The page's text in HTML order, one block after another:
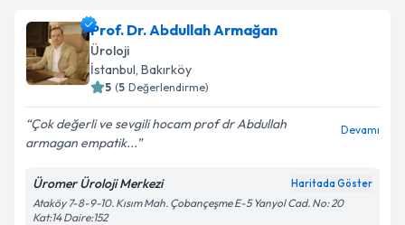
takvim hazırlandığında e-posta ile bilgilendireceğiz.
E-posta Adresiniz
Kişisel verilerimin işlenmesine ilişkin
Metni
kapsamda işlenmesini kabul ediyorum.
Prof. Dr. Abdullah Armağan
Üroloji
İstanbul, Bakırköy
5 (5 Değerlendirme)
Çok değerli ve sevgili hocam prof dr Abdullah
armagan empatik...
Devamı
Üromer Üroloji Merkezi Haritada Göster
Ataköy 7-8-9-10. Kısım Mah. Çobançeşme E-5 Yanyol Cad. No: 20
Kat:14 Daire:152